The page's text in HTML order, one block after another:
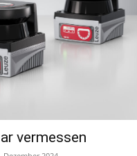
vermessen